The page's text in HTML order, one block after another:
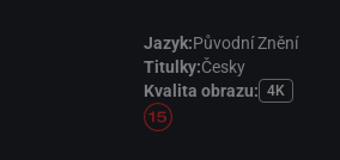
Jazyk:Původní Znění
Titulky:Česky
Kvalita obrazu: 4K